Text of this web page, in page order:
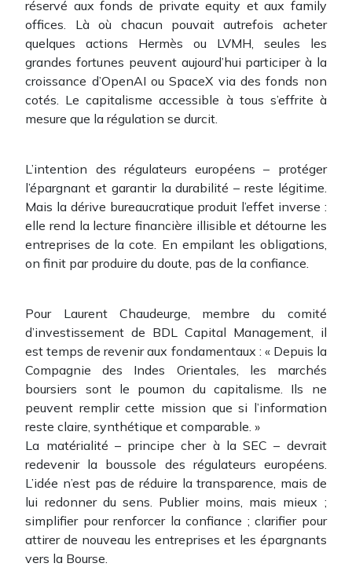
réservé aux fonds de private equity et aux family
offices. Là où chacun pouvait autrefois acheter
quelques actions Hermès ou LVMH, seules les
grandes fortunes peuvent aujourd’hui participer à la
croissance d’OpenAI ou SpaceX via des fonds non
cotés. Le capitalisme accessible à tous s’effrite à
mesure que la régulation se durcit.
L’intention des régulateurs européens – protéger
l’épargnant et garantir la durabilité – reste légitime.
Mais la dérive bureaucratique produit l’effet inverse :
elle rend la lecture financière illisible et détourne les
entreprises de la cote. En empilant les obligations,
on finit par produire du doute, pas de la confiance.
Pour Laurent Chaudeurge, membre du comité
d’investissement de BDL Capital Management, il
est temps de revenir aux fondamentaux : « Depuis la
Compagnie des Indes Orientales, les marchés
boursiers sont le poumon du capitalisme. Ils ne
peuvent remplir cette mission que si l’information
reste claire, synthétique et comparable. »
La matérialité – principe cher à la SEC – devrait
redevenir la boussole des régulateurs européens.
L’idée n’est pas de réduire la transparence, mais de
lui redonner du sens. Publier moins, mais mieux ;
simplifier pour renforcer la confiance ; clarifier pour
attirer de nouveau les entreprises et les épargnants
vers la Bourse.